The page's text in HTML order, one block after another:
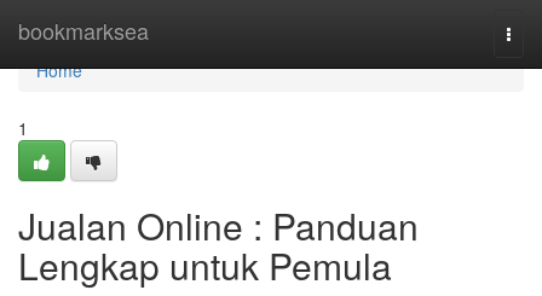
bookmarksea
Home
Home
1
Jualan Online : Panduan
Lengkap untuk Pemula